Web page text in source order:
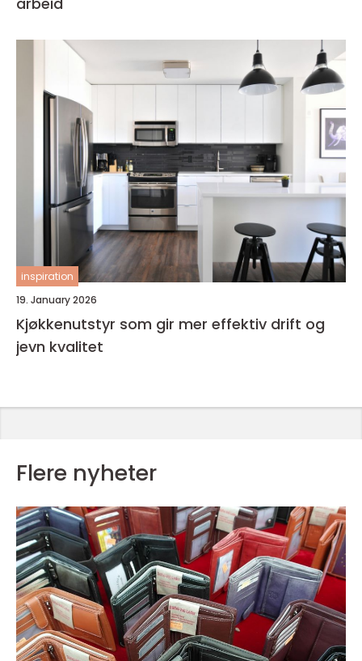
inspiration
19. January 2026
Kjøkkenutstyr som gir mer effektiv drift og
jevn kvalitet
Flere nyheter